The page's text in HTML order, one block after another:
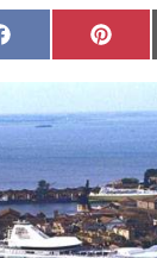
Compartir
en
Facebook
en